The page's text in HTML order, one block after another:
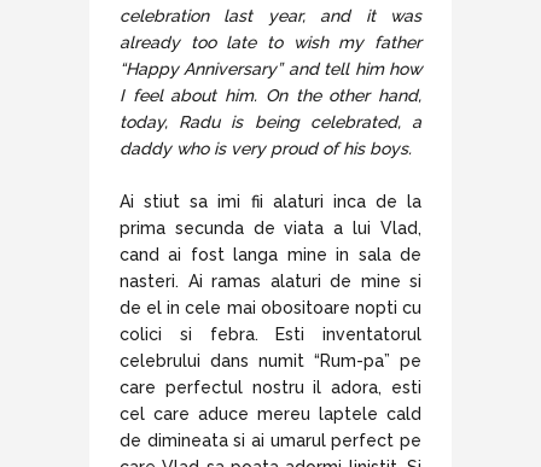
celebration last year, and it was
already too late to wish my father
“Happy Anniversary” and tell him how
I feel about him. On the other hand,
today, Radu is being celebrated, a
daddy who is very proud of his boys.
Ai stiut sa imi fii alaturi inca de la
prima secunda de viata a lui Vlad,
cand ai fost langa mine in sala de
nasteri. Ai ramas alaturi de mine si
de el in cele mai obositoare nopti cu
colici si febra. Esti inventatorul
celebrului dans numit “Rum-pa” pe
care perfectul nostru il adora, esti
cel care aduce mereu laptele cald
de dimineata si ai umarul perfect pe